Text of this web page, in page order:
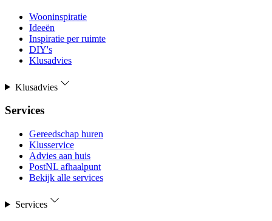
Wooninspiratie
Ideeën
Inspiratie per ruimte
DIY's
Klusadvies
Klusadvies
Services
Gereedschap huren
Klusservice
Advies aan huis
PostNL afhaalpunt
Bekijk alle services
Services